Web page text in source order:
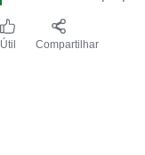
Útil Compartilhar